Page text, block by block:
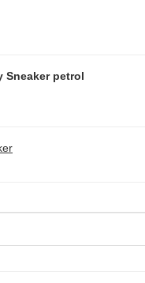
Sneaker petrol